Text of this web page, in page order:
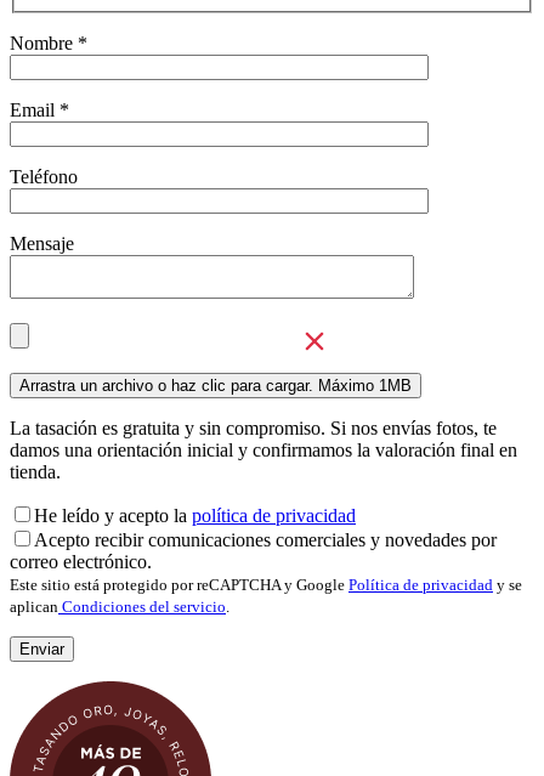
Nombre *
Email *
Teléfono
Mensaje
La tasación es gratuita y sin compromiso. Si nos envías fotos, te
damos una orientación inicial y confirmamos la valoración final en
tienda.
He leído y acepto la política de privacidad
Acepto recibir comunicaciones comerciales y novedades por
correo electrónico.
Este sitio está protegido por reCAPTCHA y Google Política de privacidad y se
aplican Condiciones del servicio